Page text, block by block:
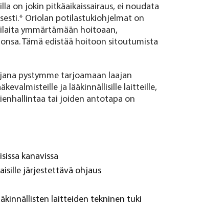
on jokin pitkäaikaissairaus, ei noudata
Oriolan potilastukiohjelmat on
ymmärtämään hoitoaan,
Tämä edistää hoitoon sitoutumista
pystymme tarjoamaan laajan
ja lääkinnällisille laitteille,
tai joiden antotapa on
kanavissa
järjestettävä ohjaus
laitteiden tekninen tuki